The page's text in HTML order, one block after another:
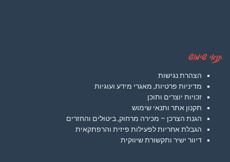
תנאי שימוש
הצהרת נגישות
מדיניות פרטיות, מאגרי מידע ועוגיות
זכויות יוצרים ותוכן
תקנון אתר ותנאי שימוש
הגנת הצרכן – מכירה מרחוק, ביטולים והחזרים
הגבלת אחריות לפעילות פיזית והרפתקאית
דיוור ישיר ותקשורת שיווקית